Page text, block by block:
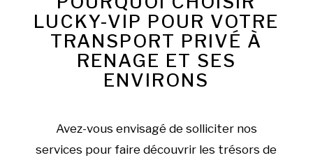
LUCKY-VIP POUR VOTRE
TRANSPORT PRIVÉ À
RENAGE ET SES
ENVIRONS
Avez-vous envisagé de solliciter nos
services pour faire découvrir les trésors de